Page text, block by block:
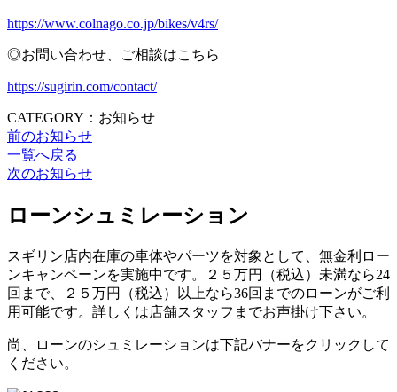
https://www.colnago.co.jp/bikes/v4rs/
◎お問い合わせ、ご相談はこちら
https://sugirin.com/contact/
CATEGORY：お知らせ
前のお知らせ
一覧へ戻る
次のお知らせ
ローンシュミレーション
スギリン店内在庫の車体やパーツを対象として、無金利ロー
ンキャンペーンを実施中です。２５万円（税込）未満なら24
回まで、２５万円（税込）以上なら36回までのローンがご利
用可能です。詳しくは店舗スタッフまでお声掛け下さい。
尚、ローンのシュミレーションは下記バナーをクリックして
ください。